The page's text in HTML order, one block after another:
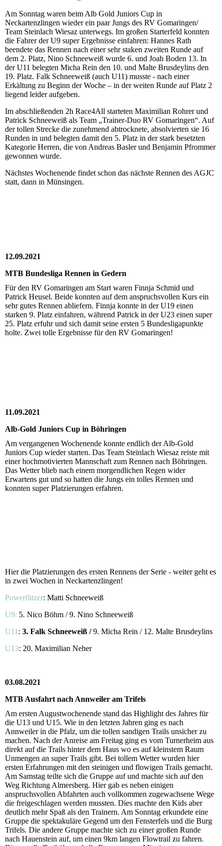
Am Sonntag waren beim Alb Gold Juniors Cup in
Neckartenzlingen wieder ein paar Jungs des RV Gomaringen/
Team Steinlach Wiesaz unterwegs. Im großen Starterfeld konnten
die Fahrer der U9 super Ergebnisse einfahren: Hannes Rath
beendete das Rennen nach einer sehr staken zweiten Runde auf
dem 2. Platz, Nino Schneeweiß wurde 6. und Joah Boden 13. In
der U11 belegten Micha Rein den 10. und Malte Brusdeylins den
19. Platz. Falk Schneeweiß (auch U11) musste - nach einer
Erkältung zu Beginn der Woche – in der weiten Runde auf Platz 2
liegend leider aufgeben.
Im abschließenden 2h Race4All starteten Maximilian Rohrer und
Patrick Schneeweiß als Team „Trainer-Duo RV Gomaringen“. Auf
der tollen Strecke die zunehmend abtrocknete, absolvierten sie 16
Runden in und belegten damit den 5. Platz in der stark besetzten
Kategorie Herren, die von Andreas Basler und Benjamin Pfrommer
gewonnen wurde.
Nächstes Wochenende findet schon das nächste Rennen des AGJC
statt, dann in Münsingen.
12.09.2021
MTB Bundesliga Rennen in Gedern
Für den RV Gomaringen am Start waren Finnja Schmid und
Patrick Heusel. Beide konnten auf dem anspruchsvollen Kurs ein
sehr gutes Rennen abliefern. Finnja konnte in der U19 einen
starken 9. Platz einfahren, während Patrick in der U23 einen super
25. Platz erfuhr und sich damit seine ersten 5 Bundesligapunkte
holte. Zwei tolle Ergebnisse für den RV Gomaringen!
11.09.2021
Alb-Gold Juniors Cup in Böhringen
Am vergangenen Wochenende konnte endlich der Alb-Gold
Juniors Cup wieder starten. Das Team Steinlach Wiesaz reiste mit
einer hochmotivierten Mannschaft zum Rennen nach Böhringen.
Das Wetter blieb nach einem morgendlichen Regen wider
Erwartens gut und so hatten die Jungs ein tolles Rennen und
konnten super Platzierungen erfahren.
Hier die Platzierungen des ersten Rennens der Serie - weiter geht es
in zwei Wochen in Neckartenzlingen!
Powerflitzer: Matti Schneeweiß
U9: 5. Nico Böhm / 9. Nino Schneeweiß
U11 : 3. Falk Schneeweiß /9. Micha Rein / 12. Malte Brusdeylins
U13: 20. Maximilian Neher
03.08.2021
MTB Ausfahrt nach Annweiler am Trifels
Am ersten Augustwochenende stand das Highlight des Jahres für
die U13 und U15. Wie in den letzten Jahren ging es nach
Annweiler in die Pfalz, um die tollen sandigen Trails unsicher zu
machen. Nach der Anreise am Freitag ging es vom Turnerheim aus
direkt auf die Trails hinter dem Haus wo es auf kleinstem Raum
Unmengen an super Trails gibt. Bei tollem Wetter wurden hier
ersten Erfahrungen mit den steinigen und flowigen Trails gemacht.
Am Samstag teilte sich die Gruppe auf und machte sich auf den
Weg Richtung Almersberg. Hier gab es neben einigen
anspruchsvollen Abfahrten auch vollkommen zugewachsene Wege
die freigeschlagen werden mussten. Dies machte den Kids aber
deutlich mehr Spaß als den Trainern. Am Sonntag erkundete eine
Gruppe die spektakuläre Gegend um den Fensterfels und die Burg
Trifels. Die andere Gruppe machte sich zu einer großen Runde
nach Hauenstein auf, um einen 9km langen Flowtrail zu fahren.